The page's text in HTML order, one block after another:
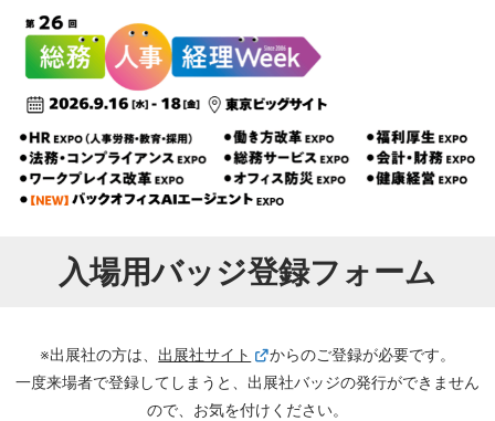
入場用バッジ登録フォーム
※出展社の方は、 出展社サイト
からのご登録が必要です。
一度来場者で登録してしまうと、出展社バッジの発行ができません
ので、お気を付けください。